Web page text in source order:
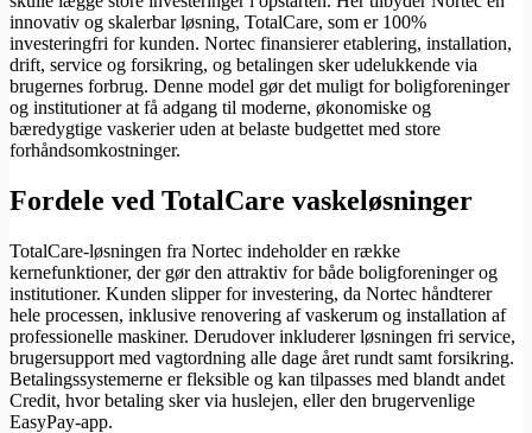
innovativ og skalerbar løsning, TotalCare, som er 100%
investeringfri for kunden. Nortec finansierer etablering, installation,
drift, service og forsikring, og betalingen sker udelukkende via
brugernes forbrug. Denne model gør det muligt for boligforeninger
og institutioner at få adgang til moderne, økonomiske og
bæredygtige vaskerier uden at belaste budgettet med store
forhåndsomkostninger.
Fordele ved TotalCare vaskeløsninger
TotalCare-løsningen fra Nortec indeholder en række
kernefunktioner, der gør den attraktiv for både boligforeninger og
institutioner. Kunden slipper for investering, da Nortec håndterer
hele processen, inklusive renovering af vaskerum og installation af
professionelle maskiner. Derudover inkluderer løsningen fri service,
brugersupport med vagtordning alle dage året rundt samt forsikring.
Betalingssystemerne er fleksible og kan tilpasses med blandt andet
Credit, hvor betaling sker via huslejen, eller den brugervenlige
EasyPay-app.